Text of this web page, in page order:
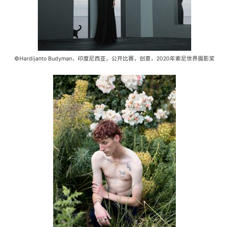
©Hardijanto Budyman，印度尼西亚，公开比赛，创意，2020年索尼世界摄影奖